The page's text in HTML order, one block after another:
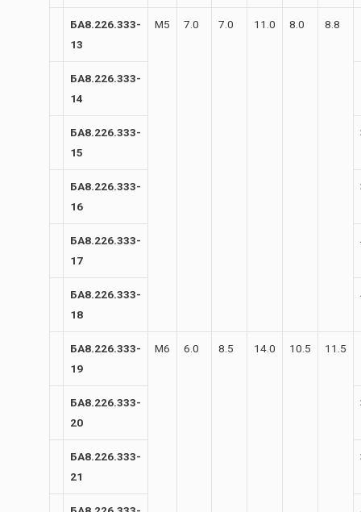
БА8.226.333-
13
М5 7.0 7.0 11.0 8.0 8.8
БА8.226.333-
14
БА8.226.333-
15
БА8.226.333-
16
БА8.226.333-
17
БА8.226.333-
18
БА8.226.333-
19
М6 6.0 8.5 14.0 10.5 11.5
БА8.226.333-
20
БА8.226.333-
21